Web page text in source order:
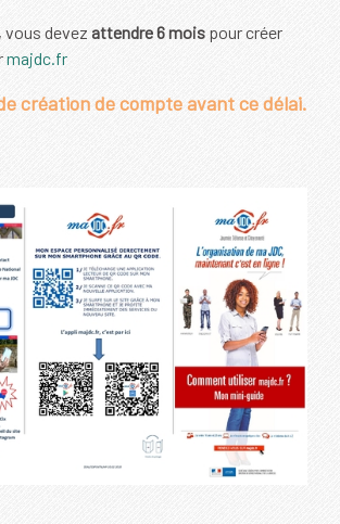
vous devezattendre 6 mois pour créer
majdc.fr
création de compte avant ce délai.